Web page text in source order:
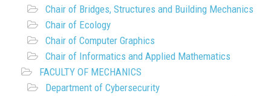
Chair of Bridges, Structures and Building Mechanics
Chair of Ecology
Chair of Computer Graphics
Chair of Informatics and Applied Mathematics
FACULTY OF MECHANICS
Department of Cybersecurity